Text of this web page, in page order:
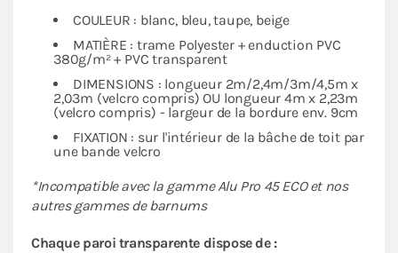
COULEUR : blanc, bleu, taupe, beige
MATIÈRE : trame Polyester + enduction PVC
380g/m² + PVC transparent
DIMENSIONS : longueur 2m/2,4m/3m/4,5m x
2,03m (velcro compris) OU longueur 4m x 2,23m
(velcro compris) - largeur de la bordure env. 9cm
FIXATION : sur l'intérieur de la bâche de toit par
une bande velcro
*Incompatible avec la gamme Alu Pro 45 ECO et nos
autres gammes de barnums
Chaque paroi transparente dispose de :